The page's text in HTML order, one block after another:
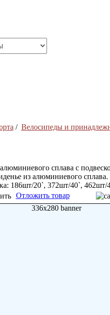
/ Велосипеды и
сплава с
из алюминиевого
186шт/20`, 372шт/40`, 462шт/
Отложить товар
336x280 banner